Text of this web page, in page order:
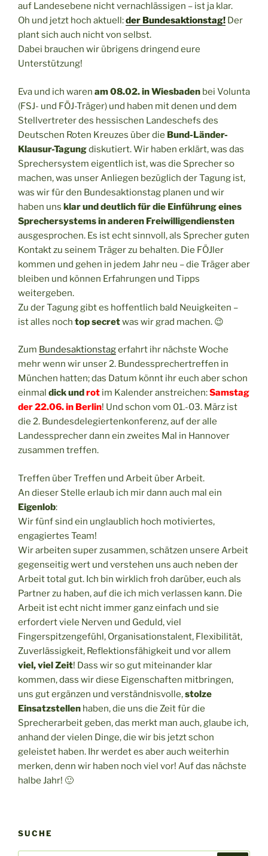
auf Landesebene nicht vernachlässigen – ist ja klar.
Oh und jetzt hoch aktuell:der Bundesaktionstag! Der
plant sich auch nicht von selbst.
Dabei brauchen wir übrigens dringend eure
Unterstützung!
Eva und ich waren am 08.02. in Wiesbaden bei Volunta
(FSJ- und FÖJ-Träger) und haben mit denen und dem
Stellvertreter des hessischen Landeschefs des
Deutschen Roten Kreuzes über die Bund-Länder-
Klausur-Tagungdiskutiert. Wir haben erklärt, was das
Sprechersystem eigentlich ist, was die Sprecher so
machen, was unser Anliegen bezüglich der Tagung ist,
was wir für den Bundesaktionstag planen und wir
haben uns klar und deutlich für die Einführung eines
Sprechersystems in anderen Freiwilligendiensten
ausgesprochen. Es ist echt sinnvoll, als Sprecher guten
Kontakt zu seinem Träger zu behalten. Die FÖJler
kommen und gehen in jedem Jahr neu – die Träger aber
bleiben und können Erfahrungen und Tipps
weitergeben.
Zu der Tagung gibt es hoffentlich bald Neuigkeiten –
ist alles noch top secretwas wir grad machen. 😉
Zum Bundesaktionstagerfahrt ihr nächste Woche
mehr wenn wir unser 2. Bundessprechertreffen in
München hatten; das Datum könnt ihr euch aber schon
einmal dick und rot im Kalender anstreichen:Samstag
der 22.06. in Berlin! Und schon vom 01.-03. März ist
die 2. Bundesdelegiertenkonferenz, auf der alle
Landessprecher dann ein zweites Mal in Hannover
zusammen treffen.
Treffen über Treffen und Arbeit über Arbeit.
An dieser Stelle erlaub ich mir dann auch mal ein
Eigenlob:
Wir fünf sind ein unglaublich hoch motiviertes,
engagiertes Team!
Wir arbeiten super zusammen, schätzen unsere Arbeit
gegenseitig wert und verstehen uns auch neben der
Arbeit total gut. Ich bin wirklich froh darüber, euch als
Partner zu haben, auf die ich mich verlassen kann. Die
Arbeit ist echt nicht immer ganz einfach und sie
erfordert viele Nerven und Geduld, viel
Fingerspitzengefühl, Organisationstalent, Flexibilität,
Zuverlässigkeit, Reflektionsfähigkeit und vor allem
viel, viel Zeit! Dass wir so gut miteinander klar
kommen, dass wir diese Eigenschaften mitbringen,
uns gut ergänzen und verständnisvolle,stolze
Einsatzstellen haben, die uns die Zeit für die
Sprecherarbeit geben, das merkt man auch, glaube ich,
anhand der vielen Dinge, die wir bis jetzt schon
geleistet haben. Ihr werdet es aber auch weiterhin
merken, denn wir haben noch viel vor! Auf das nächste
halbe Jahr! 🙂
SUCHE